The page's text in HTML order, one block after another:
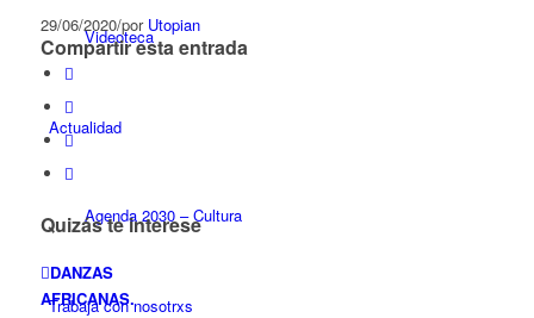
Videoteca
Actualidad
Agenda 2030 – Cultura
Trabaja con nosotrxs
29/06/2020/por Utopian
Compartir esta entrada
Quizás te interese
DANZAS
AFRICANAS.